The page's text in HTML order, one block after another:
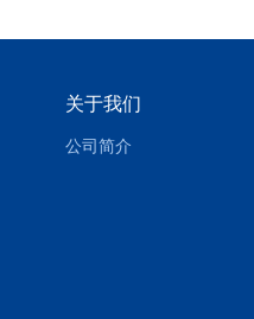
关于我们
公司简介